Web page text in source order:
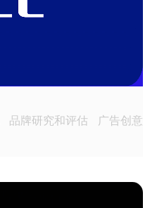
品牌研究和评估
广告创意